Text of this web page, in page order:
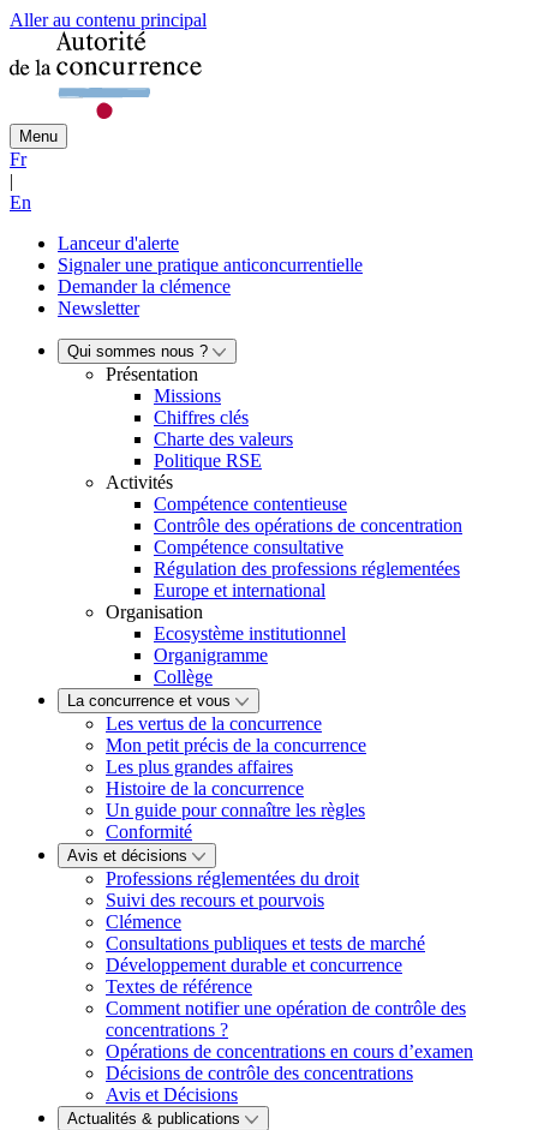
Aller au contenu principal
Menu
Fr
|
En
Lanceur d'alerte
Signaler une pratique anticoncurrentielle
Demander la clémence
Newsletter
Qui sommes nous ?
Présentation
Missions
Chiffres clés
Charte des valeurs
Politique RSE
Activités
Compétence contentieuse
Contrôle des opérations de concentration
Compétence consultative
Régulation des professions réglementées
Europe et international
Organisation
Ecosystème institutionnel
Organigramme
Collège
La concurrence et vous
Les vertus de la concurrence
Mon petit précis de la concurrence
Les plus grandes affaires
Histoire de la concurrence
Un guide pour connaître les règles
Conformité
Avis et décisions
Professions réglementées du droit
Suivi des recours et pourvois
Clémence
Consultations publiques et tests de marché
Développement durable et concurrence
Textes de référence
Comment notifier une opération de contrôle des
concentrations ?
Opérations de concentrations en cours d’examen
Décisions de contrôle des concentrations
Avis et Décisions
Actualités & publications